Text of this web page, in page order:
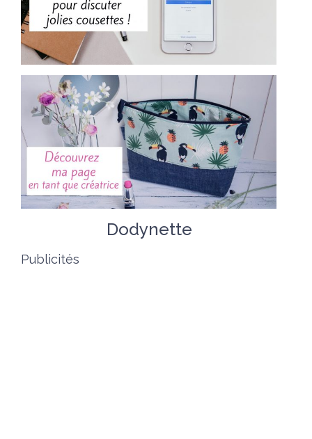
Dodynette
Publicités